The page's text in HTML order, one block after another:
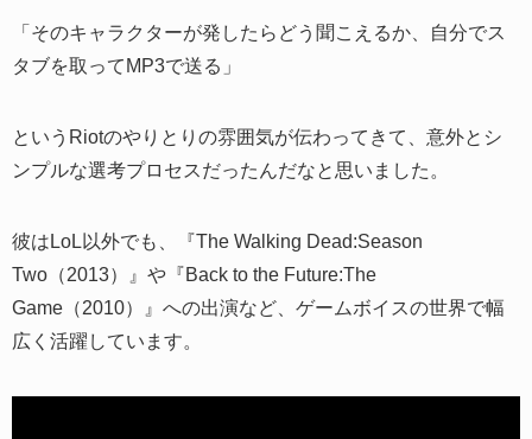
「そのキャラクターが発したらどう聞こえるか、自分でス
タブを取ってMP3で送る」
というRiotのやりとりの雰囲気が伝わってきて、意外とシ
ンプルな選考プロセスだったんだなと思いました。
彼はLoL以外でも、『The Walking Dead:Season
Two（2013）』や『Back to the Future:The
Game（2010）』への出演など、ゲームボイスの世界で幅
広く活躍しています。